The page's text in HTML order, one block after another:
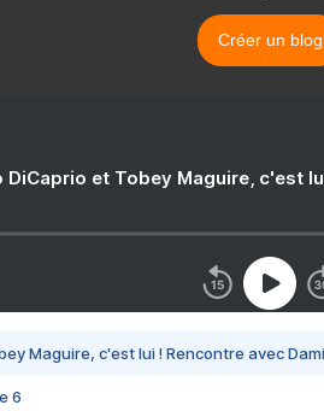
Créer un blog
DiCaprio et Tobey Maguire, c'est
Maguire, c'est lui ! Rencontre avec
6